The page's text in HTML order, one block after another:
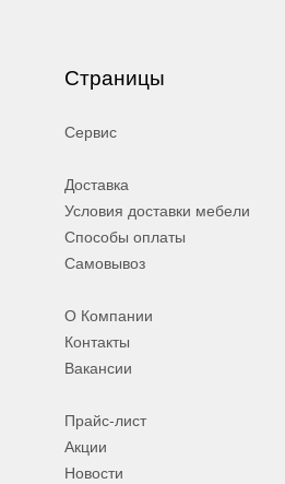
Страницы
Сервис
Доставка
Условия доставки мебели
Способы оплаты
Самовывоз
О Компании
Контакты
Вакансии
Прайс-лист
Акции
Новости